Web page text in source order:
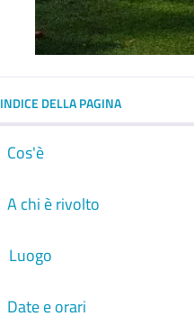
INDICE DELLA PAGINA
Cos'è
A chi è rivolto
Luogo
Date e orari